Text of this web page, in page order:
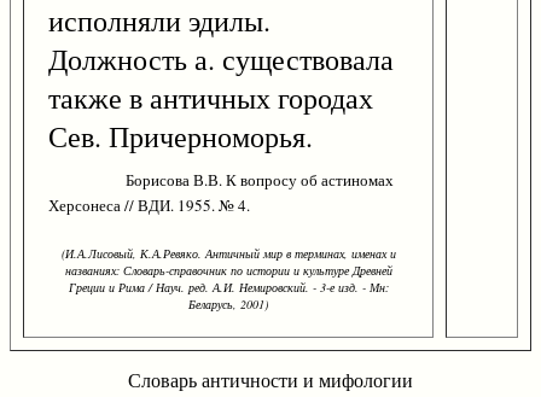
исполняли эдилы.
Должность а. существовала
также в античных городах
Сев. Причерноморья.
Борисова В.В. К вопросу об астиномах
Херсонеса // ВДИ. 1955. № 4.
(И.А.Лисовый, К.А.Ревяко. Античный мир в терминах, именах и
названиях: Словарь-справочник по истории и культуре Древней
Греции и Рима / Науч. ред. А.И. Немировский. - 3-е изд. - Мн:
Беларусь, 2001)
Словарь античности и мифологии